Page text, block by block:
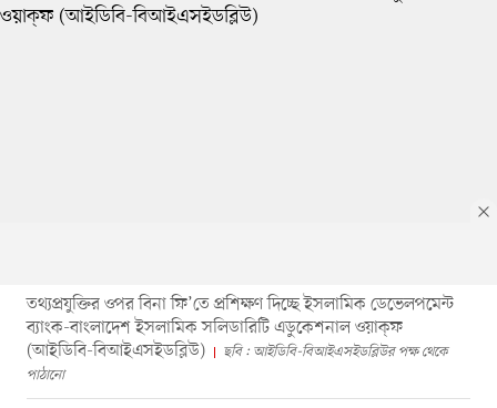
তথ্যপ্রযুক্তির ওপর বিনা ফি’তে প্রশিক্ষণ দিচ্ছে ইসলামিক ডেভেলপমেন্ট
ব্যাংক-বাংলাদেশ ইসলামিক সলিডারিটি এডুকেশনাল ওয়াক্ফ
(আইডিবি-বিআইএসইডব্লিউ)
ছবি : আইডিবি-বিআইএসইডব্লিউর পক্ষ থেকে
পাঠানো